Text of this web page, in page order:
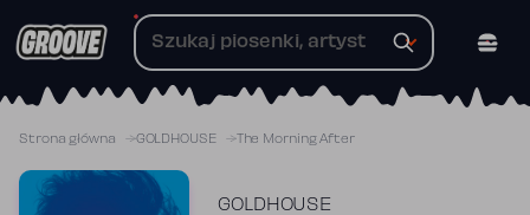
do
Strona główna GOLDHOUSE The Morning After
GOLDHOUSE